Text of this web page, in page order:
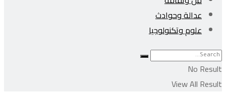
عدالة وحوادث
علوم وتكنولوجيا
No Result
View All Result